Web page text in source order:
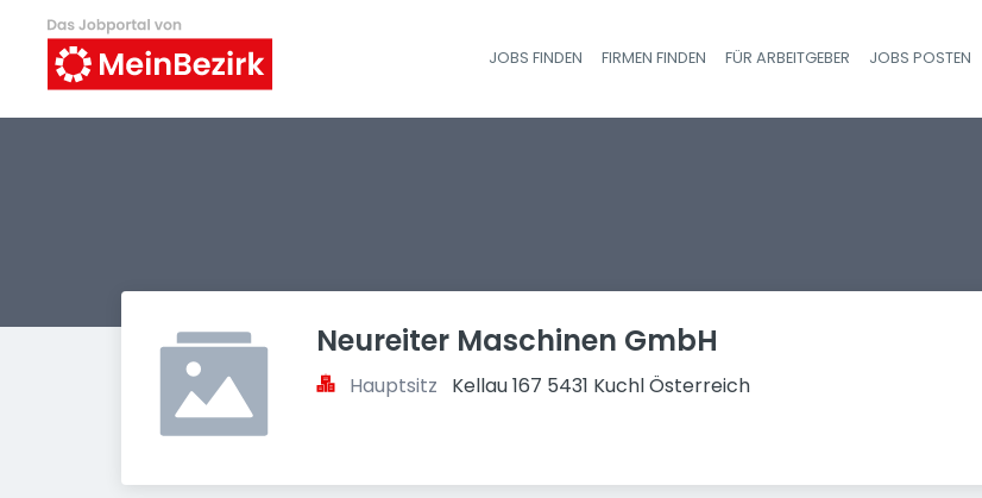
Haupt-
JOBS FINDEN FIRMEN FINDEN FÜR ARBEITGEBER JOBS POSTEN
Neureiter Maschinen GmbH
Hauptsitz Kellau 167 5431 Kuchl Österreich